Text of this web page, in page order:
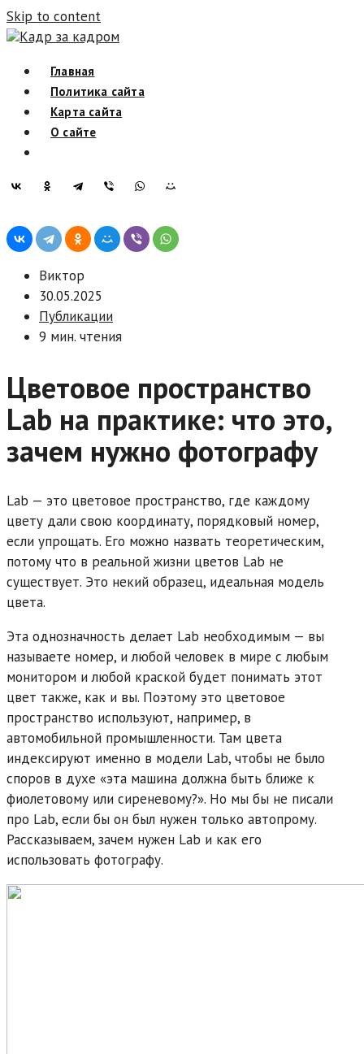
Skip to content
Кадр за кадром
Главная
Политика сайта
Карта сайта
О сайте
Виктор
30.05.2025
Публикации
9 мин. чтения
Цветовое пространство
Lab на практике: что это,
зачем нужно фотографу
Lab — это цветовое пространство, где каждому
цвету дали свою координату, порядковый номер,
если упрощать. Его можно назвать теоретическим,
потому что в реальной жизни цветов Lab не
существует. Это некий образец, идеальная модель
цвета.
Эта однозначность делает Lab необходимым — вы
называете номер, и любой человек в мире с любым
монитором и любой краской будет понимать этот
цвет также, как и вы. Поэтому это цветовое
пространство используют, например, в
автомобильной промышленности. Там цвета
индексируют именно в модели Lab, чтобы не было
споров в духе «эта машина должна быть ближе к
фиолетовому или сиреневому?». Но мы бы не писали
про Lab, если бы он был нужен только автопрому.
Рассказываем, зачем нужен Lab и как его
использовать фотографу.